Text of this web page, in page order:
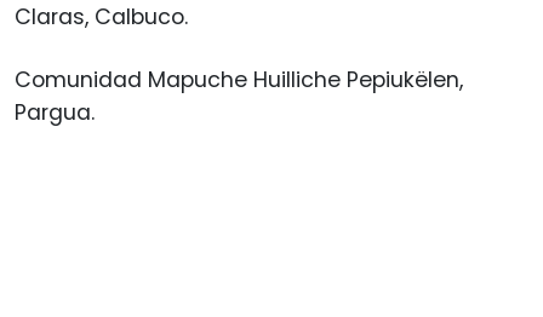
Claras, Calbuco.
Comunidad Mapuche Huilliche Pepiukëlen,
Pargua.